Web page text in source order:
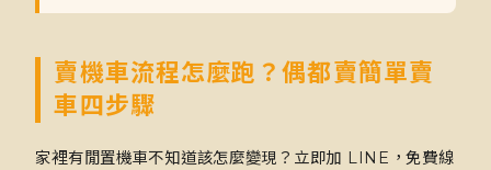
賣機車流程怎麼跑？偶都賣簡單賣
車四步驟
家裡有閒置機車不知道該怎麼變現？立即加 LINE，免費線